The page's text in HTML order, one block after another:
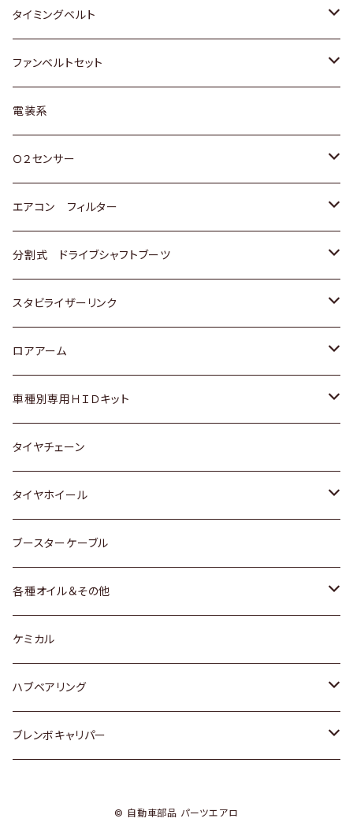
三菱
スバル
日野
クライスラー
ダイハツ
マツダ
三菱
スバル
ホンダ
マツダ
スズキ
ダイハツ
マツダ
三菱
スバル
ホンダ
スズキ
日産
ダイハツ
マツダ
三菱
スバル
タイミングベルト
トヨタ
スズキ
ダイハツ
三菱
スバル
ファンベルトセット
トヨタ
ホンダ
スズキ
日産
いすゞ
ダイハツ
マツダ
三菱
スバル
レクサス
電装系
Ｏ２センサー
トヨタ
ホンダ
スズキ
日産
ダイハツ
マツダ
三菱
スバル
エアコン フィルター
トヨタ
ホンダ
スズキ
日産
いすゞ
ダイハツ
マツダ
三菱
スバル
分割式 ドライブシャフトブーツ
トヨタ
ホンダ
スズキ
日産
ダイハツ
スバル
スタビライザーリンク
トヨタ
ホンダ
スズキ
日産
ダイハツ
マツダ
ロアアーム
ホンダ
スズキ
日産
ダイハツ
マツダ
スバル
車種別専用ＨＩＤキット
トヨタ
マツダ
タイヤチェーン
タイヤホイール
トヨタ
ホンダ
スズキ
日産
ダイハツ
ブースターケーブル
各種オイル＆その他
ディーデル洗浄添加剤
ケミカル
ハブベアリング
トヨタ
ブレンボキャリパー
© 自動車部品 パーツエアロ